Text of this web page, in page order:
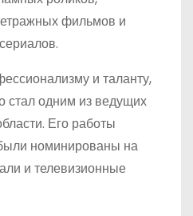
фильмов и
и таланту,
одним из ведущих
Его работы
номинированы на
и телевизионные